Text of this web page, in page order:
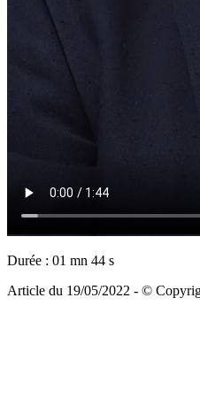
Durée : 01 mn 44 s
Article du 19/05/2022 - ©